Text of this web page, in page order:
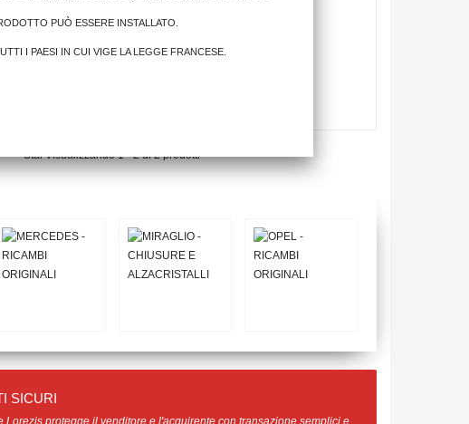
Stai Visualizzando 1 - 2 di 2 prodotti
SICURI
Lorezis protegge il venditore e l'acquirente con transazione semplici e
PUÒ ESSERE INSTALLATO.
I PAESI IN CUI VIGE LA LEGGE FRANCESE.